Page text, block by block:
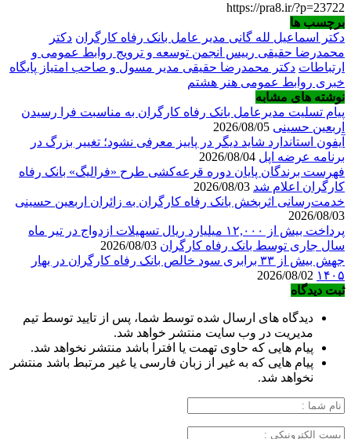
https://pra8.ir/?p=23722
برچسب ها
دکتر اسماعیل لله گانی مدیر عامل بانک رفاه کارگران دکتر
محمدرضا حقیقی رییس انجمن توسعه و ترویج روابط عمومی و
ارتباطات دکتر محمدرضا حقیقی مدیر مسول و صاحب امتیاز پایگاه
خبری روابط عمومی هنر هشتم
نوشته های مشابه
پیام تسلیت مدیرعامل بانک رفاه کارگران به مناسبت فرا رسیدن
اربعین حسینی
آیفون استاندارد شاید دیگر در پاییز معرفی نشود؛ تغییر بزرگ در
برنامه عرضه اپل
فهرست برندگان پایان دوره قرعه‌کشی طرح «فرالیگ» بانک رفاه
کارگران اعلام شد
خدمت‌رسانی اثربخش بانک رفاه کارگران به زائران اربعین حسینی
2026/08/03
پرداخت بیش از ۱۲,۰۰۰ میلیارد ریال تسهیلات ازدواج در تیر ماه
سال جاری توسط بانک رفاه کارگران
جهش بیش از ۳۳ برابری سود خالص بانک رفاه کارگران در بهار
۱۴۰۵
ثبت دیدگاه
دیدگاه های ارسال شده توسط شما، پس از تایید توسط تیم
مدیریت در وب سایت منتشر خواهد شد.
پیام هایی که حاوی تهمت یا افترا باشد منتشر نخواهد شد.
پیام هایی که به غیر از زبان فارسی یا غیر مرتبط باشد منتشر
نخواهد شد.